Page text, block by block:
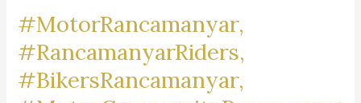
iur
N.
Supriatna., S.H., M.Hum.
#MotorRancamanyar,
#RancamanyarRiders,
#BikersRancamanyar,